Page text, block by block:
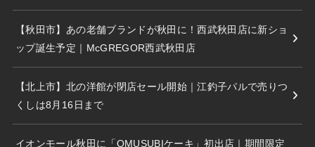
【秋田市】あの老舗ブランドが秋田に！西武秋田店に新ショ
ップ誕生予定｜McGREGOR西武秋田店
【北上市】北の洋館が閉店セール開始｜江釣子パルで売りつ
くしは8月16日まで
イオンモール秋田に「OMUSUBIケーキ」初出店｜期間限定